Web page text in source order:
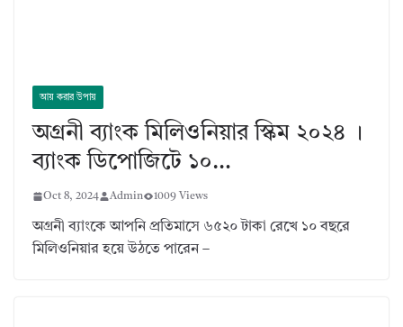
আয় করার উপায়
অগ্রনী ব্যাংক মিলিওনিয়ার স্কিম ২০২৪ ।
ব্যাংক ডিপোজিটে ১০…
Oct 8, 2024 Admin 1009 Views
অগ্রনী ব্যাংকে আপনি প্রতিমাসে ৬৫২০ টাকা রেখে ১০ বছরে
মিলিওনিয়ার হয়ে উঠতে পারেন –